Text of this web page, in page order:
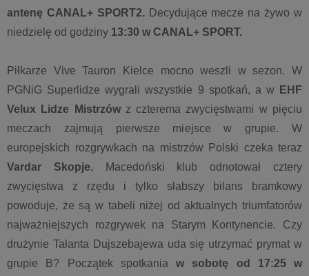
antenę CANAL+ SPORT2. Decydujące mecze na żywo w
niedzielę od godziny 13:30 w CANAL+ SPORT.
Piłkarze Vive Tauron Kielce mocno weszli w sezon. W
PGNiG Superlidze wygrali wszystkie 9 spotkań, a wEHF
Velux Lidze Mistrzów z czterema zwycięstwami w pięciu
meczach zajmują pierwsze miejsce w grupie. W
europejskich rozgrywkach na mistrzów Polski czeka teraz
Vardar Skopje.Macedoński klub odnotował cztery
zwycięstwa z rzędu i tylko słabszy bilans bramkowy
powoduje, że są w tabeli niżej od aktualnych triumfatorów
najważniejszych rozgrywek na Starym Kontynencie. Czy
drużynie Tałanta Dujszebajewa uda się utrzymać prymat w
grupie B? Początek spotkania w sobotę od 17:25 w